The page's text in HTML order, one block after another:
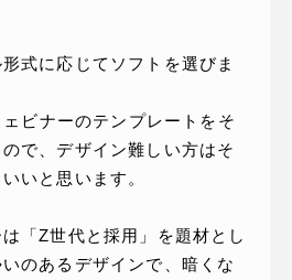
式に応じてソフトを選びま
ビナーのテンプレートをそ
で、デザイン難しい方はそ
いと思います。
「Z世代と採用」を題材とし
のあるデザインで、暗くな